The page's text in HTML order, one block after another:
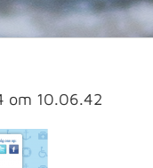
om 10.06.42